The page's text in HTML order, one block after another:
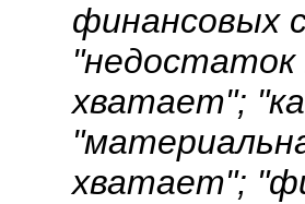
финансовых
"недостаток
хватает";
хватает";